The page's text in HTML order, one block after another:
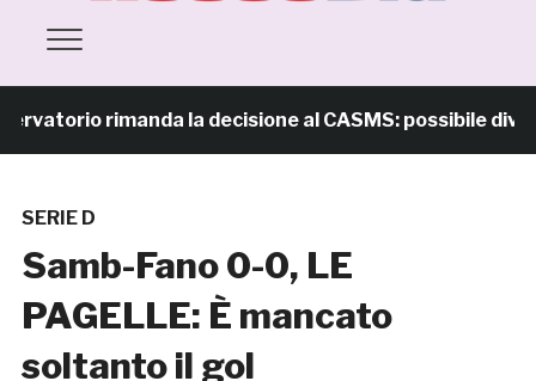
rimanda la decisione al CASMS: possibile divieto
SERIE D
Samb-Fano 0-0, LE
PAGELLE: È mancato
soltanto il gol